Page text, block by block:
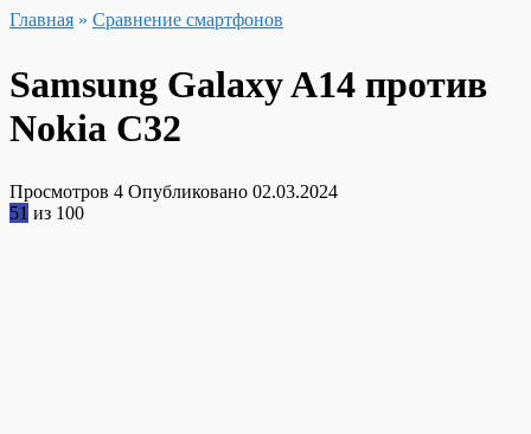
Главная » Сравнение смартфонов
Samsung Galaxy A14 против
Nokia C32
Просмотров 4 Опубликовано 02.03.2024
51 из 100